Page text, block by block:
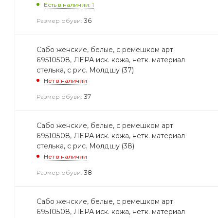
Есть в наличии: 1
Размер обуви: 36
Сабо женские, белые, с ремешком арт.
69510508, ЛЕРА иск. кожа, нетк. материал
стелька, с рис. Молдшу (37)
Нет в наличии
Размер обуви: 37
Сабо женские, белые, с ремешком арт.
69510508, ЛЕРА иск. кожа, нетк. материал
стелька, с рис. Молдшу (38)
Нет в наличии
Размер обуви: 38
Сабо женские, белые, с ремешком арт.
69510508, ЛЕРА иск. кожа, нетк. материал